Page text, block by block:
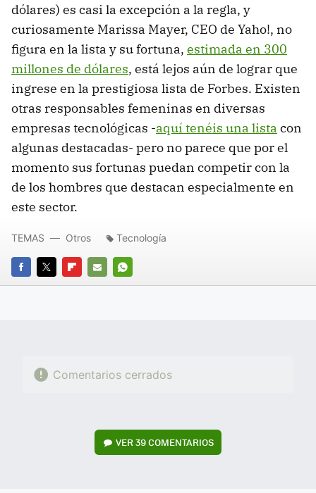
dólares) es casi la excepción a la regla, y
curiosamente Marissa Mayer, CEO de Yaho!, no
figura en la lista y su fortuna, estimada en 300
millones de dólares, está lejos aún de lograr que
ingrese en la prestigiosa lista de Forbes. Existen
otras responsables femeninas en diversas
empresas tecnológicas -aquí tenéis una lista con
algunas destacadas- pero no parece que por el
momento sus fortunas puedan competir con la
de los hombres que destacan especialmente en
este sector.
FACEBOOK
TWITTERFLIPBOARD
E-
WHATSAPP
TEMAS Otros Tecnología
Comentarios cerrados
VER39 COMENTARIOS